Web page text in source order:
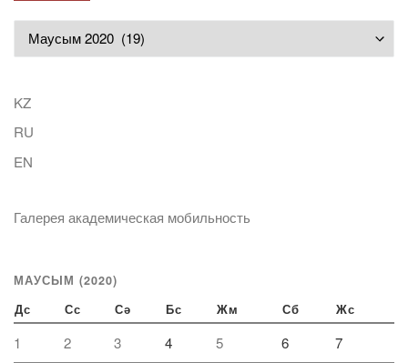
KZ
RU
EN
Галерея академическая мобильность
МАУСЫМ (2020)
Дс Сс Сә Бс Жм Сб Жс
1 2 3 4 5 6 7